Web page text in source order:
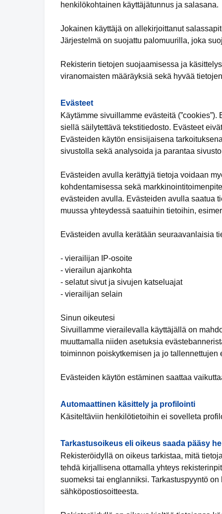
henkilökohtainen käyttäjätunnus ja salasana.
Jokainen käyttäjä on allekirjoittanut
Järjestelmä on suojattu palomuurilla, joka
Rekisterin tietojen suojaamisessa ja
viranomaisten määräyksiä sekä hyvää
Evästeet
Käytämme sivuillamme evästeitä
siellä säilytettävä tekstitiedosto. Evästeet
Evästeiden käytön ensisijaisena
sivustolla sekä analysoida ja parantaa
Evästeiden avulla kerättyjä tietoja voidaan
kohdentamisessa sekä
evästeiden avulla. Evästeiden avulla saatua
muussa yhteydessä saatuihin tietoihin,
Evästeiden avulla kerätään seuraavanlaisia
- vierailijan IP-osoite
- vierailun ajankohta
- selatut sivut ja sivujen katseluajat
- vierailijan selain
Sinun oikeutesi
Sivuillamme vierailevalla käyttäjällä on
muuttamalla niiden asetuksia
toiminnon poiskytkemisen ja jo tallennettujen
Evästeiden käytön estäminen saattaa
Automaattinen käsittely ja profilointi
Käsiteltäviin henkilötietoihin ei sovelleta
Tarkastusoikeus eli oikeus saada pääsy
Rekisteröidyllä on oikeus tarkistaa, mitä
tehdä kirjallisena ottamalla yhteys
suomeksi tai englanniksi. Tarkastuspyyntö
sähköpostiosoitteesta.